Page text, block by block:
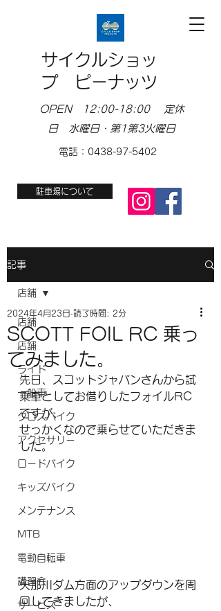
サイクルショッ
プ ピーナッツ
OPEN 12:00-18:00 定休
日 水曜日・第1第3火曜日
電話：0438-97-5402
駐車場について
記事
店舗
店舗
ライド
一般車
クロスバイク
アクセサリー
ロードバイク
キッズバイク
メンテナンス
MTB
電動自転車
講習会
サービス
店舗
SCOTT FOIL RC 乗っ
てみました。
2024年4月23日 読了時間: 2分
先日、スコットジャパンさんから試
乗車としてお借りしたフォイルRC
ですが、
せっかくなので乗らせていただきま
した。
矢那川ダム方面のアップダウンを周
回してきましたが、